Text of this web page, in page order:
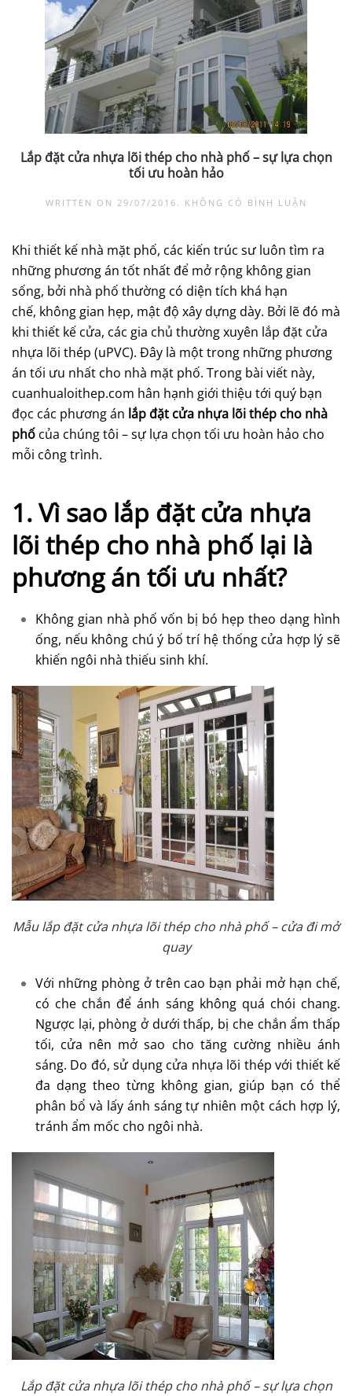
Lắp đặt cửa nhựa lõi thép cho nhà phố – sự lựa chọn
tối ưu hoàn hảo
WRITTEN ON 29/07/2016 . KHÔNG CÓ BÌNH LUẬN
NHỰA
THÉP
PHỐ
–
SỰ
CHỌN
ƯU
HOÀN
HẢO
Khi thiết kế nhà mặt phố, các kiến trúc sư luôn tìm ra
những phương án tốt nhất để mở rộng không gian
sống, bởi nhà phố thường có diện tích khá hạn
chế, không gian hẹp, mật độ xây dựng dày. Bởi lẽ đó mà
khi thiết kế cửa, các gia chủ thường xuyên lắp đặt cửa
nhựa lõi thép (uPVC). Đây là một trong những phương
án tối ưu nhất cho nhà mặt phố. Trong bài viết này,
cuanhualoithep.com hân hạnh giới thiệu tới quý bạn
đọc các phương án lắp đặt cửa nhựa lõi thép cho nhà
phố của chúng tôi – sự lựa chọn tối ưu hoàn hảo cho
mỗi công trình.
1. Vì sao lắp đặt cửa nhựa
lõi thép cho nhà phố lại là
phương án tối ưu nhất?
Không gian nhà phố vốn bị bó hẹp theo dạng hình
ống, nếu không chú ý bố trí hệ thống cửa hợp lý sẽ
khiến ngôi nhà thiếu sinh khí.
Mẫu lắp đặt cửa nhựa lõi thép cho nhà phố – cửa đi mở
quay
Với những phòng ở trên cao bạn phải mở hạn chế,
có che chắn để ánh sáng không quá chói chang.
Ngược lại, phòng ở dưới thấp, bị che chắn ẩm thấp
tối, cửa nên mở sao cho tăng cường nhiều ánh
sáng. Do đó, sử dụng cửa nhựa lõi thép với thiết kế
đa dạng theo từng không gian, giúp bạn có thể
phân bổ và lấy ánh sáng tự nhiên một cách hợp lý,
tránh ẩm mốc cho ngôi nhà.
Lắp đặt cửa nhựa lõi thép cho nhà phố – sự lựa chọn